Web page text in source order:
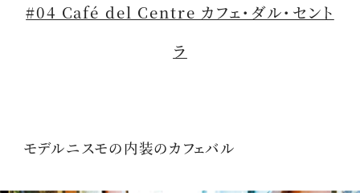
#04 Café del Centre カフェ・ダル・セント
ラ
モデルニスモの内装のカフェバル